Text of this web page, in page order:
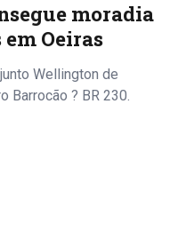
moradia
Oeiras
Wellington de
Barrocão ? BR 230.